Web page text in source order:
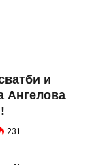
и
Ангелова
231